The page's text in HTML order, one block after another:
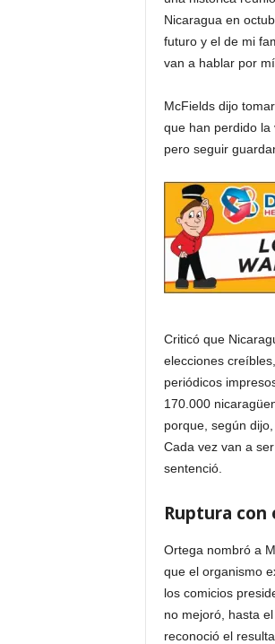
Nicaragua en
futuro y el de mi
van a hablar por
McFields dijo
que han perdido la
pero seguir
Criticó que
elecciones
periódicos
170.000
porque, según
Cada vez van a
sentenció.
Ruptura con
Ortega nombró a
que el organismo
los comicios
no mejoró, hasta
reconoció el